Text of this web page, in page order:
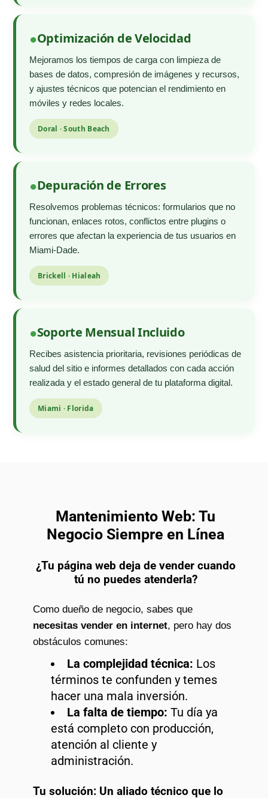
Optimización de Velocidad
Mejoramos los tiempos de carga con limpieza de
bases de datos, compresión de imágenes y recursos,
y ajustes técnicos que potencian el rendimiento en
móviles y redes locales.
Doral · South Beach
Depuración de Errores
Resolvemos problemas técnicos: formularios que no
funcionan, enlaces rotos, conflictos entre plugins o
errores que afectan la experiencia de tus usuarios en
Miami-Dade.
Brickell · Hialeah
Soporte Mensual Incluido
Recibes asistencia prioritaria, revisiones periódicas de
salud del sitio e informes detallados con cada acción
realizada y el estado general de tu plataforma digital.
Miami · Florida
Mantenimiento Web: Tu
Negocio Siempre en Línea
¿Tu página web deja de vender cuando
tú no puedes atenderla?
Como dueño de negocio, sabes que
necesitas vender en internet, pero hay dos
obstáculos comunes:
La complejidad técnica: Los
términos te confunden y temes
hacer una mala inversión.
La falta de tiempo: Tu día ya
está completo con producción,
atención al cliente y
administración.
Tu solución: Un aliado técnico que lo